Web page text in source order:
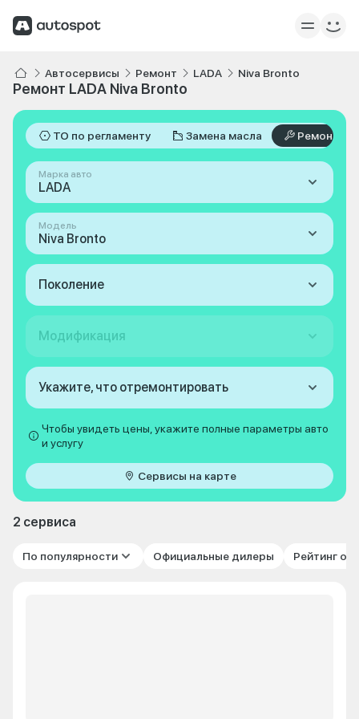
Автосервисы Ремонт LADA Niva Bronto
Ремонт LADA Niva Bronto
ТО по регламенту Замена масла Ремонт
Марка авто
LADA
Модель
Niva Bronto
Поколение
Модификация
Укажите, что отремонтировать
Чтобы увидеть цены, укажите полные параметры авто
и услугу
Сервисы на карте
2 сервиса
По популярности Официальные дилеры Рейтинг